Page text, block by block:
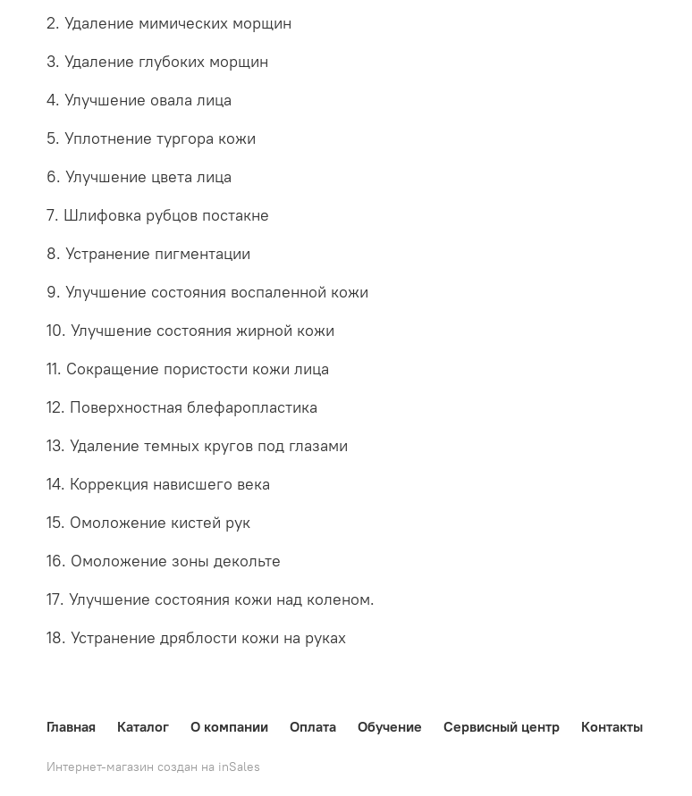
2. Удаление мимических морщин
3. Удаление глубоких морщин
4. Улучшение овала лица
5. Уплотнение тургора кожи
6. Улучшение цвета лица
7. Шлифовка рубцов постакне
8. Устранение пигментации
9. Улучшение состояния воспаленной кожи
10. Улучшение состояния жирной кожи
11. Сокращение пористости кожи лица
12. Поверхностная блефаропластика
13. Удаление темных кругов под глазами
14. Коррекция нависшего века
15. Омоложение кистей рук
16. Омоложение зоны декольте
17. Улучшение состояния кожи над коленом.
18. Устранение дряблости кожи на руках
Главная Каталог О компании Оплата Обучение Сервисный центр Контакты
Интернет-магазин создан на inSales